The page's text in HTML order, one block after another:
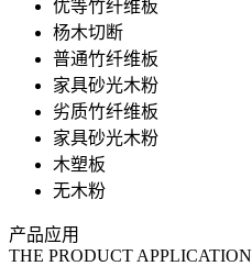
优等竹纤维板
杨木切断
普通竹纤维板
家具砂光木粉
劣质竹纤维板
家具砂光木粉
木塑板
无木粉
产品应用
THE PRODUCT APPLICATION